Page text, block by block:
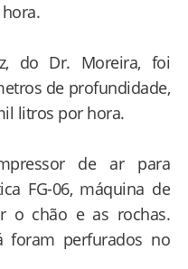
do Dr. Moreira, foi
de profundidade,
litros por hora.
de ar para
FG-06, máquina de
o chão e as rochas.
foram perfurados no